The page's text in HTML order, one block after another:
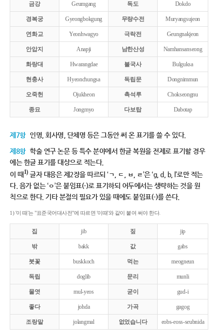
금강 Geumgang 독도 Dokdo
경복궁 Gyeongbokgung 무량수전 Muryangsujeon
연화교 Yeonhwagyo 극락전 Geungnakjeon
안압지 Anapji 남한산성 Namhansanseong
화랑대 Hwarangdae 불국사 Bulguksa
현충사 Hyeonchungsa 독립문 Dongnimmun
오죽헌 Ojukheon 촉석루 Chokseongnu
종묘 Jongmyo 다보탑 Dabotap
제7항 인명, 회사명, 단체명 등은 그동안 써 온 표기를 쓸 수 있다.
제8항 학술 연구 논문 등 특수 분야에서 한글 복원을 전제로 표기할 경우
에는 한글 표기를 대상으로 적는다.
이 때1)글자 대응은 제2장을 따르되 ‘ㄱ, ㄷ, ㅂ, ㄹ’은 ‘g, d, b, l’로만 적는
다. 음가 없는 ‘ㅇ’은 붙임표(-)로 표기하되 어두에서는 생략하는 것을 원
칙으로 한다. 기타 분절의 필요가 있을 때에도 붙임표(-)를 쓴다.
1) '이 때'는 "표준국어대사전"에 따르면 '이때'와 같이 붙여 써야 한다.
집 jib 짚 jip
밖 bakk 값 gabs
붓꽃 buskkoch 먹는 meogneun
독립 doglib 문리 munli
물엿 mul-yeos 굳이 gud-i
좋다 johda 가곡 gagog
조랑말 jolangmal 없었습니다 eobs-eoss-seubnida